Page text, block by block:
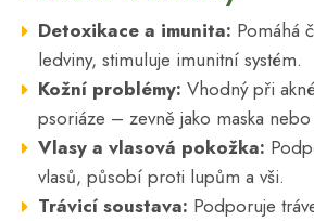
Detoxikace a imunita: Pomáhá
ledviny, stimuluje imunitní systém.
Kožní problémy: Vhodný při
psoriáze – zevně jako maska
Vlasy a vlasová pokožka:
vlasů, působí proti lupům a vši.
Trávicí soustava: Podporuje